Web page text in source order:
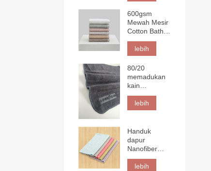
600gsm
Mewah Mesir
Cotton Bath
Lembar
lebih
80/20
memadukan
kain
mikrofiber
kepadatan
tinggi dengan
lebih
Handuk
dapur
Nanofiber
Jacquard
lebih